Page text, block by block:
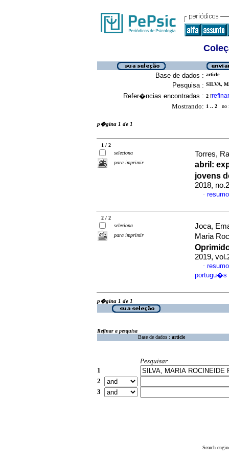
Base de dados : article
Pesquisa : SILVA,
Refer�ncias encontradas : 2 [refinar
Mostrando: 1 .. 2 no
p�gina 1 de 1
1 / 2
seleciona
para imprimir
Torres,
abril :
jovens
2018,
·
2 / 2
seleciona
para imprimir
Joca,
Maria
2019,
·
portugu�s
p�gina 1 de 1
Refinar a pesquisa
Base de dados : article
Pesquisar
1
2
3
Search